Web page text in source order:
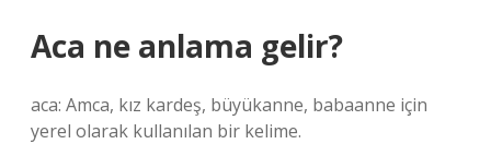
Aca ne anlama gelir?
aca: Amca, kız kardeş, büyükanne, babaanne için
yerel olarak kullanılan bir kelime.